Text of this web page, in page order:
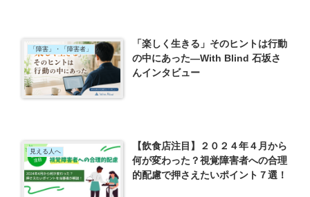
「障害」・「障害者」
「楽しく生きる」そのヒントは行動
の中にあった―With Blind 石坂さ
んインタビュー
見える人へ
【飲食店注目】２０２４年４月から
何が変わった？視覚障害者への合理
的配慮で押さえたいポイント７選！